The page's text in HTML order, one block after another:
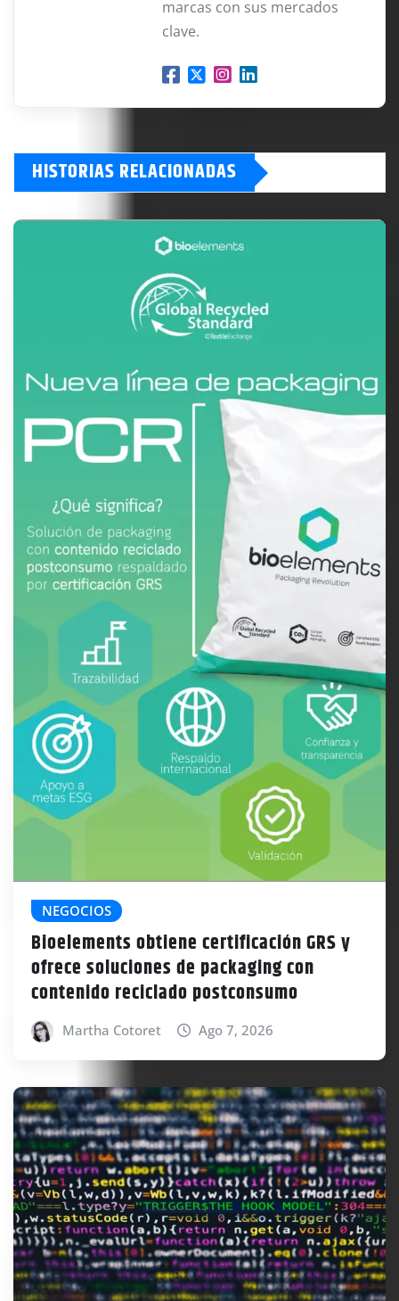
marcas con sus mercados
clave.
HISTORIAS RELACIONADAS
NEGOCIOS
Bioelements obtiene certificación GRS y
ofrece soluciones de packaging con
contenido reciclado postconsumo
Martha Cotoret Ago 7, 2026